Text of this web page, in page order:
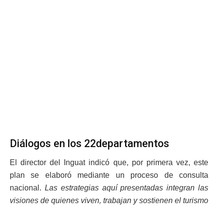
Diálogos en los 22departamentos
El director del Inguat indicó que, por primera vez, este
plan se elaboró mediante un proceso de consulta
nacional. Las estrategias aquí presentadas integran las
visiones de quienes viven, trabajan y sostienen el turismo